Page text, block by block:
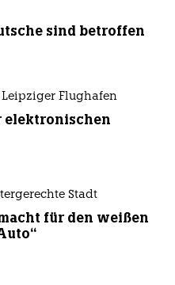
sind betroffen
Flughafen
elektronischen
Stadt
für den weißen